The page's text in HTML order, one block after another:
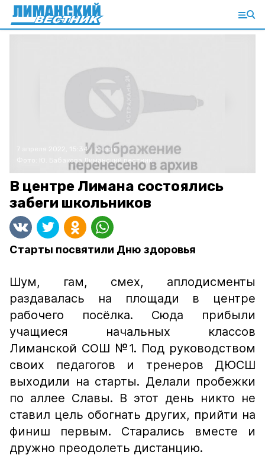
7 апреля 2022, 15:34
Спорт
Ю. Бабакова Лиманский вестник
В центре Лимана состоялись
забеги школьников
Старты посвятили Дню здоровья
Шум, гам, смех, аплодисменты
раздавалась на площади в центре
рабочего посёлка. Сюда прибыли
учащиеся начальных классов
Лиманской СОШ №1. Под руководством
своих педагогов и тренеров ДЮСШ
выходили на старты. Делали пробежки
по аллее Славы. В этот день никто не
ставил цель обогнать других, прийти на
финиш первым. Старались вместе и
дружно преодолеть дистанцию.